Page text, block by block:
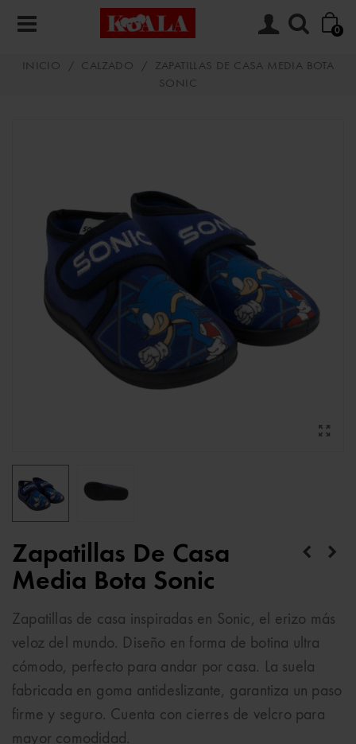
0
INICIO / CALZADO /
ZAPATILLAS DE CASA MEDIA BOTA
SONIC
Zapatillas De Casa
Media Bota Sonic
Zapatillas de casa inspiradas en Sonic, el erizo más
veloz del mundo. Diseño en forma de botina ultra
cómodo, perfecto para andar por casa. La suela
fabricada en goma antideslizante, garantiza un paso
firme y seguro. Cuenta con cierres de velcro para
mayor comodidad.